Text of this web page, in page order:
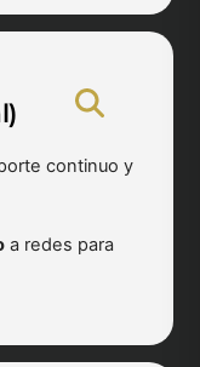
continuo y
a redes para